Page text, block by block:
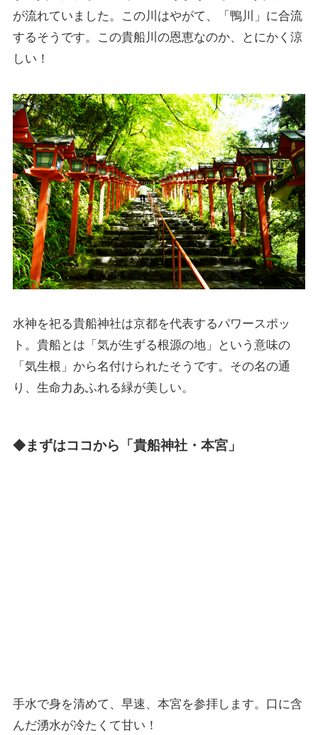
が流れていました。この川はやがて、「鴨川」に合流
するそうです。この貴船川の恩恵なのか、とにかく涼
しい！
水神を祀る貴船神社は京都を代表するパワースポッ
ト。貴船とは「気が生ずる根源の地」という意味の
「気生根」から名付けられたそうです。その名の通
り、生命力あふれる緑が美しい。
◆まずはココから「貴船神社・本宮」
手水で身を清めて、早速、本宮を参拝します。口に含
んだ湧水が冷たくて甘い！